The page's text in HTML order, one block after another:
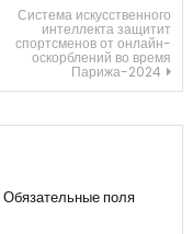
Система искусственного
интеллекта защитит
спортсменов от онлайн-
оскорблений во время
Парижа-2024
Обязательные поля